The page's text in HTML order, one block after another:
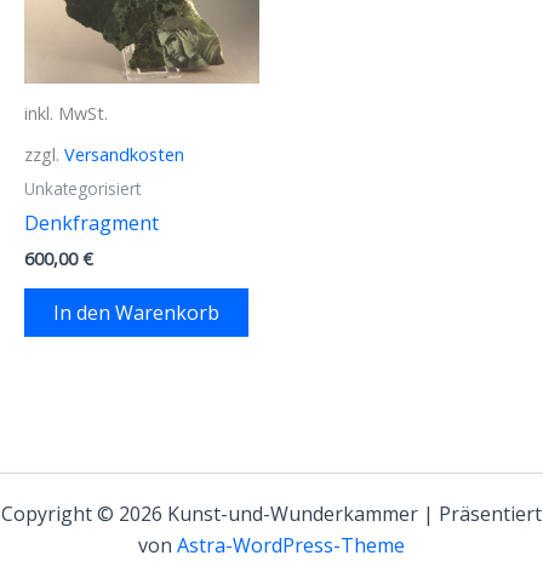
inkl. MwSt.
zzgl. Versandkosten
Unkategorisiert
Denkfragment
600,00€
In den Warenkorb
Copyright © 2026 Kunst-und-Wunderkammer | Präsentiert
von Astra-WordPress-Theme